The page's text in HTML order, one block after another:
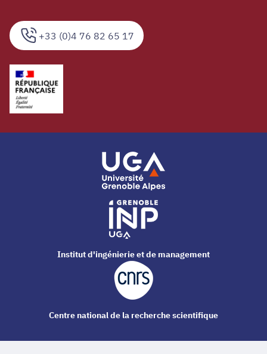
+33 (0)4 76 82 65 17
Institut d'ingénierie et de management
Centre national de la recherche scientifique